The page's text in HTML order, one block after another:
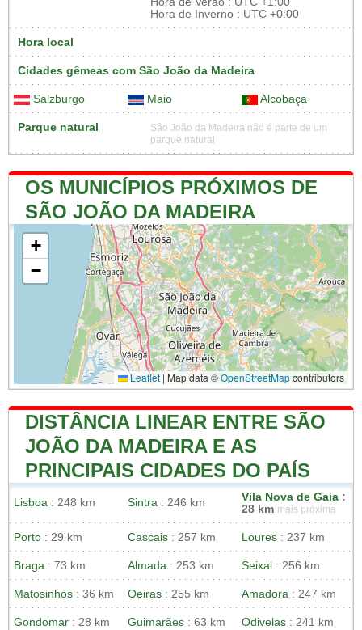
Hora de Inverno : UTC +0:00
Hora local
Cidades gêmeas com São João da Madeira
Salzburgo Maio Alcobaça
Parque natural
São João da Madeira não é parte de um
parque natural
OS MUNICÍPIOS PRÓXIMOS DE
SÃO JOÃO DA MADEIRA
+
−
Leaflet | Map data ©OpenStreetMapcontributors
DISTÂNCIA LINEAR ENTRE SÃO
JOÃO DA MADEIRA E AS
PRINCIPAIS CIDADES DO PAÍS
Lisboa : 248 km Sintra : 246 km Vila Nova de Gaia :
28 km mais próxima
Porto : 29 km Cascais : 257 km Loures : 237 km
Braga : 73 km Almada : 253 km Seixal : 256 km
Matosinhos : 36 km Oeiras : 255 km Amadora : 247 km
Gondomar : 28 km Guimarães : 63 km Odivelas : 241 km